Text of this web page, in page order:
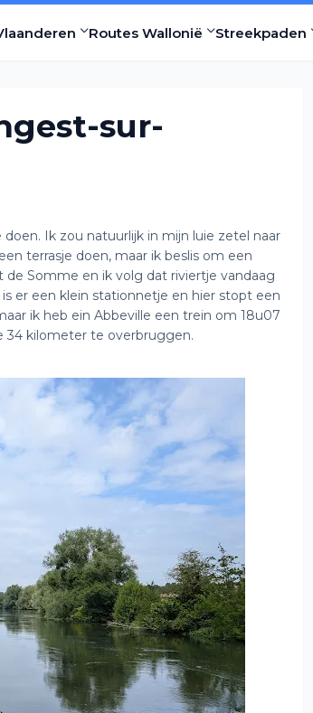
Routes Wallonië Streekpaden
sur-
Ik zou natuurlijk in mijn luie zetel naar
terrasje doen, maar ik beslis om een
Somme en ik volg dat riviertje vandaag
er een klein stationnetje en hier stopt een
ik heb ein Abbeville een trein om 18u07
34 kilometer te overbruggen.